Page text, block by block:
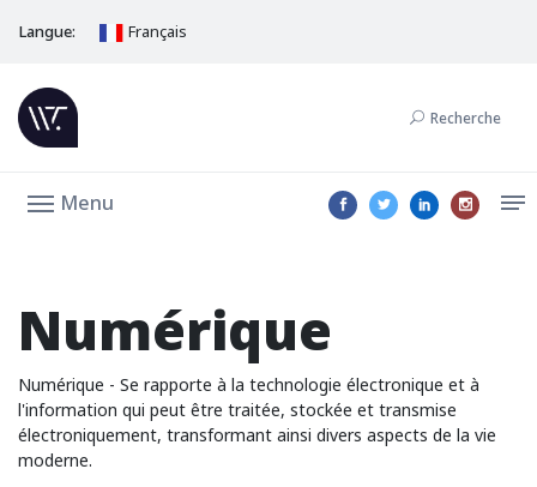
Langue: Français
Recherche
Menu
Numérique
Numérique - Se rapporte à la technologie électronique et à
l'information qui peut être traitée, stockée et transmise
électroniquement, transformant ainsi divers aspects de la vie
moderne.